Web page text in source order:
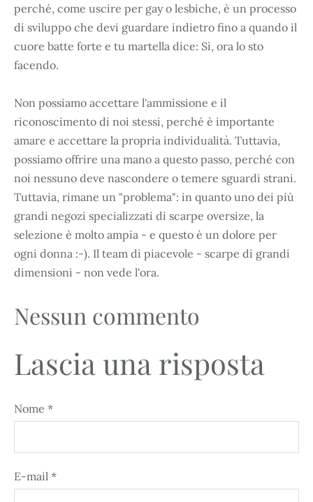
perché, come uscire per gay o lesbiche, è un processo
di sviluppo che devi guardare indietro fino a quando il
cuore batte forte e tu martella dice: Sì, ora lo sto
facendo.
Non possiamo accettare l'ammissione e il
riconoscimento di noi stessi, perché è importante
amare e accettare la propria individualità. Tuttavia,
possiamo offrire una mano a questo passo, perché con
noi nessuno deve nascondere o temere sguardi strani.
Tuttavia, rimane un "problema": in quanto uno dei più
grandi negozi specializzati di scarpe oversize, la
selezione è molto ampia - e questo è un dolore per
ogni donna :-). Il team di piacevole - scarpe di grandi
dimensioni - non vede l'ora.
Nessun commento
Lascia una risposta
Nome *
E-mail *